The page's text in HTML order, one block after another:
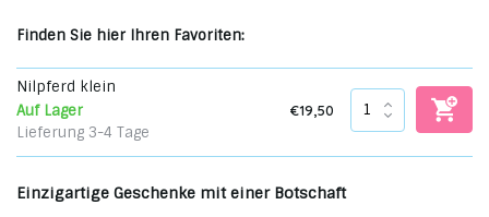
Finden Sie hier Ihren Favoriten:
Nilpferd klein
Auf Lager
Lieferung 3-4 Tage
€19,50
Einzigartige Geschenke mit einer Botschaft